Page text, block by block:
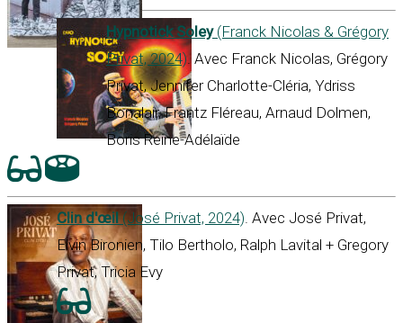
Hypnotick Soley(Franck Nicolas & Grégory
Privat, 2024). Avec Franck Nicolas, Grégory
Privat, Jennifer Charlotte-Cléria, Ydriss
Bonalair, Frantz Fléreau, Arnaud Dolmen,
Boris Reine-Adélaïde
Clin d'œil(José Privat, 2024). Avec José Privat,
Elvin Bironien, Tilo Bertholo, Ralph Lavital + Gregory
Privat, Tricia Evy